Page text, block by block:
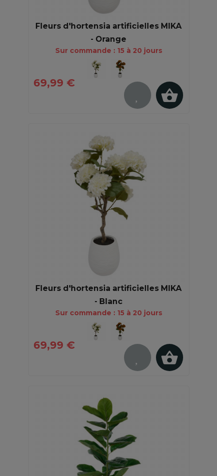
Fleurs d'hortensia artificielles MIKA
- Orange
Sur commande : 15 à 20 jours
69,99 €
Fleurs d'hortensia artificielles MIKA
- Blanc
Sur commande : 15 à 20 jours
69,99 €